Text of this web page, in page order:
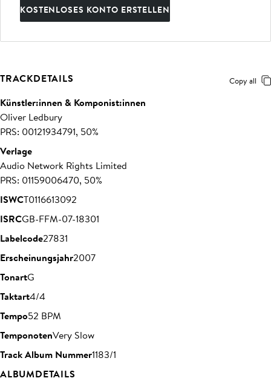
KOSTENLOSES KONTO ERSTELLEN
TRACKDETAILS Copy all
Künstler:innen & Komponist:innen
Oliver Ledbury
PRS: 00121934791, 50%
Verlage
Audio Network Rights Limited
PRS: 01159006470, 50%
ISWCT0116613092
ISRCGB-FFM-07-18301
Labelcode27831
Erscheinungsjahr2007
TonartG
Taktart4/4
Tempo52 BPM
TemponotenVery Slow
Track Album Nummer1183/1
ALBUMDETAILS